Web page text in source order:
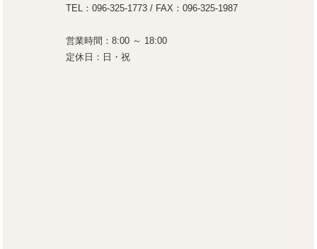
TEL：096-325-1773 / FAX：096-325-1987
営業時間：8:00 ～ 18:00
定休日：日・祝